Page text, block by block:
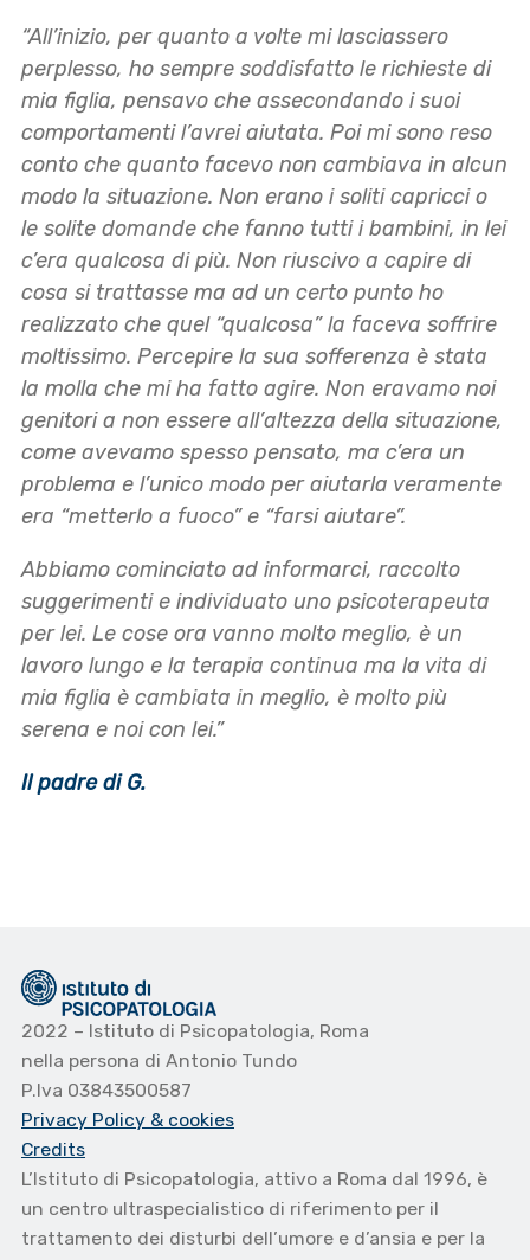
“All’inizio, per quanto a volte mi lasciassero
perplesso, ho sempre soddisfatto le richieste di
mia figlia, pensavo che assecondando i suoi
comportamenti l’avrei aiutata. Poi mi sono reso
conto che quanto facevo non cambiava in alcun
modo la situazione. Non erano i soliti capricci o
le solite domande che fanno tutti i bambini, in lei
c’era qualcosa di più. Non riuscivo a capire di
cosa si trattasse ma ad un certo punto ho
realizzato che quel “qualcosa” la faceva soffrire
moltissimo. Percepire la sua sofferenza è stata
la molla che mi ha fatto agire. Non eravamo noi
genitori a non essere all’altezza della situazione,
come avevamo spesso pensato, ma c’era un
problema e l’unico modo per aiutarla veramente
era “metterlo a fuoco” e “farsi aiutare”.
Abbiamo cominciato ad informarci, raccolto
suggerimenti e individuato uno psicoterapeuta
per lei. Le cose ora vanno molto meglio, è un
lavoro lungo e la terapia continua ma la vita di
mia figlia è cambiata in meglio, è molto più
serena e noi con lei.”
Il padre di G.
2022 – Istituto di Psicopatologia, Roma
nella persona di Antonio Tundo
P.Iva 03843500587
Privacy Policy & cookies
Credits
L’Istituto di Psicopatologia, attivo a Roma dal 1996, è
un centro ultraspecialistico di riferimento per il
trattamento dei disturbi dell’umore e d’ansia e per la